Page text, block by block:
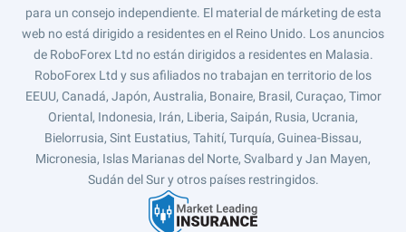
para un consejo independiente. El material de márketing de esta
web no está dirigido a residentes en el Reino Unido. Los anuncios
de RoboForex Ltd no están dirigidos a residentes en Malasia.
RoboForex Ltd y sus afiliados no trabajan en territorio de los
EEUU, Canadá, Japón, Australia, Bonaire, Brasil, Curaçao, Timor
Oriental, Indonesia, Irán, Liberia, Saipán, Rusia, Ucrania,
Bielorrusia, Sint Eustatius, Tahití, Turquía, Guinea-Bissau,
Micronesia, Islas Marianas del Norte, Svalbard y Jan Mayen,
Sudán del Sur y otros países restringidos.